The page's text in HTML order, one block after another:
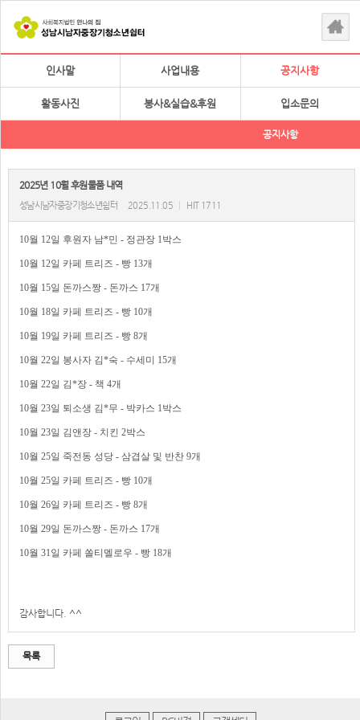
인사말 사업내용 공지사항
활동사진 봉사&실습&후원 입소문의
공지사항
2025년 10월 후원물품 내역
성남시남자중장기청소년쉼터 2025.11.05 HIT 1711
10월 12일 후원자 남*민 - 정관장 1박스
10월 12일 카페 트리즈 - 빵 13개
10월 15일 돈까스짱 - 돈까스 17개
10월 18일 카페 트리즈 - 빵 10개
10월 19일 카페 트리즈 - 빵 8개
10월 22일 봉사자 김*숙 - 수세미 15개
10월 22일 김*장 - 책 4개
10월 23일 퇴소생 김*무 - 박카스 1박스
10월 23일 김앤장 - 치킨 2박스
10월 25일 죽전동 성당 - 삼겹살 및 반찬 9개
10월 25일 카페 트리즈 - 빵 10개
10월 26일 카페 트리즈 - 빵 8개
10월 29일 돈까스짱 - 돈까스 17개
10월 31일 카페 쏠티멜로우 - 빵 18개
감사합니다. ^^
목록